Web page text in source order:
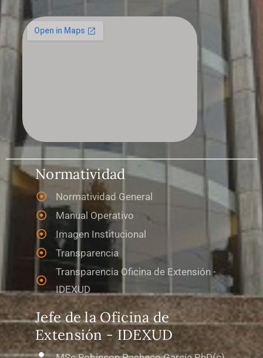
Normatividad
Normatividad General
Manual Operativo
Imagen Institucional
Transparencia
Transparencia Oficina de Extensión -
IDEXUD
Jefe de la Oficina de
Extensión - IDEXUD